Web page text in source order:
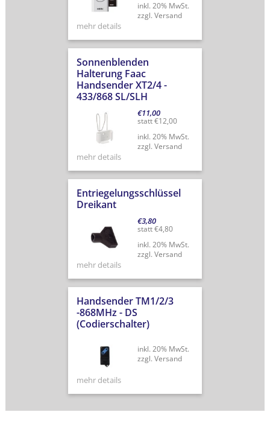
inkl. 20% MwSt.
zzgl. Versand
mehr details
Sonnenblenden
Halterung Faac
Handsender XT2/4 -
433/868 SL/SLH
€11,00
statt€12,00
inkl. 20% MwSt.
zzgl. Versand
mehr details
Entriegelungsschlüssel
Dreikant
€3,80
statt€4,80
inkl. 20% MwSt.
zzgl. Versand
mehr details
Handsender TM1/2/3
-868MHz - DS
(Codierschalter)
inkl. 20% MwSt.
zzgl. Versand
mehr details